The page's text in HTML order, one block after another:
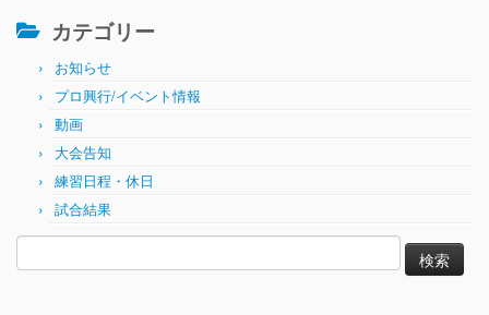
カテゴリー
お知らせ
プロ興行/イベント情報
動画
大会告知
練習日程・休日
試合結果
索: